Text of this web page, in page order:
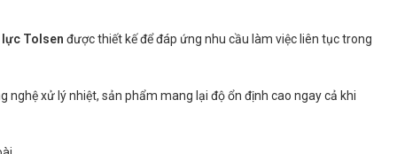
Tolsen được thiết kế để đáp ứng nhu cầu làm việc liên tục trong
xử lý nhiệt, sản phẩm mang lại độ ổn định cao ngay cả khi